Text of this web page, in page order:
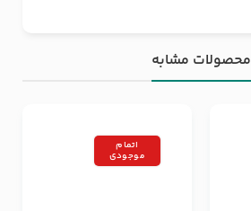
محصولات مشابه
اتمام
موجودی